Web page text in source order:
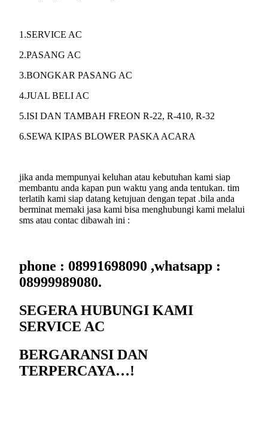
1.SERVICE AC
2.PASANG AC
3.BONGKAR PASANG AC
4.JUAL BELI AC
5.ISI DAN TAMBAH FREON R-22, R-410, R-32
6.SEWA KIPAS BLOWER PASKA ACARA
jika anda mempunyai keluhan atau kebutuhan kami siap
membantu anda kapan pun waktu yang anda tentukan. tim
terlatih kami siap datang ketujuan dengan tepat .bila anda
berminat memaki jasa kami bisa menghubungi kami melalui
sms atau contac dibawah ini :
phone : 08991698090 ,whatsapp :
08999989080.
SEGERA HUBUNGI KAMI
SERVICE AC
BERGARANSI DAN
TERPERCAYA…!